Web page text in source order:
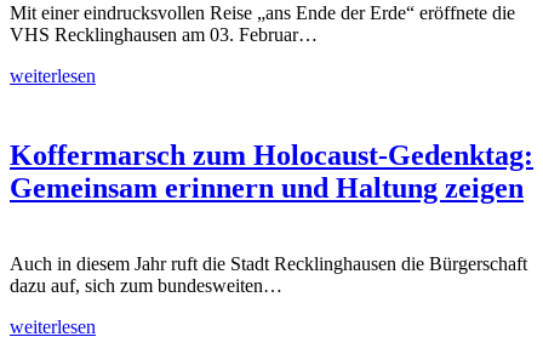
Mit einer eindrucksvollen Reise „ans Ende der Erde“ eröffnete die
VHS Recklinghausen am 03. Februar…
weiterlesen
Koffermarsch zum Holocaust-Gedenktag:
Gemeinsam erinnern und Haltung zeigen
Auch in diesem Jahr ruft die Stadt Recklinghausen die Bürgerschaft
dazu auf, sich zum bundesweiten…
weiterlesen